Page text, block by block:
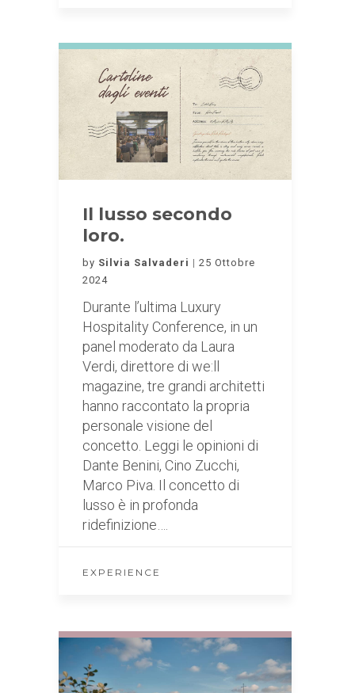
Il lusso secondo
loro.
by Silvia Salvaderi
25 Ottobre
2024
Durante l’ultima Luxury
Hospitality Conference, in un
panel moderato da Laura
Verdi, direttore di we:ll
magazine, tre grandi architetti
hanno raccontato la propria
personale visione del
concetto. Leggi le opinioni di
Dante Benini, Cino Zucchi,
Marco Piva. Il concetto di
lusso è in profonda
ridefinizione….
EXPERIENCE